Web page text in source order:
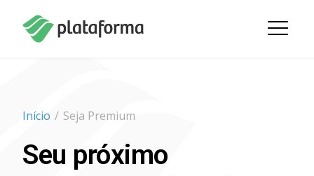
Início / Seja Premium
Seu próximo